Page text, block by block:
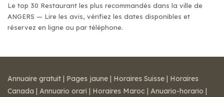
Le top 30 Restaurant les plus recommandés dans la ville de
ANGERS — Lire les avis, vérifiez les dates disponibles et
réservez en ligne ou par téléphone.
Annuaire gratuit | Pages jaune | Horaires Suisse | Horaires
Canada | Annuario orari | Horaires Maroc | Anuario-horario |